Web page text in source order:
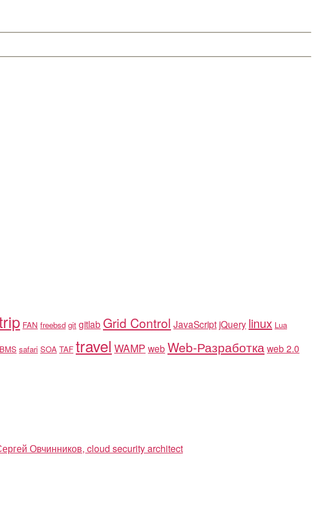
FAN freebsd git gitlab Grid Control JavaScript jQuery linux Lua
safari SOA TAF travel WAMP web Web-Разработкаweb 2.0
Овчинников, cloud security architect